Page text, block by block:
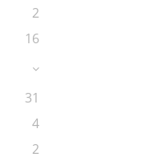
2
16
31
4
2